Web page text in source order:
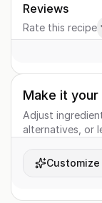
Reviews
Rate this recipe
Make it your
Adjust
alternatives, or
Customize